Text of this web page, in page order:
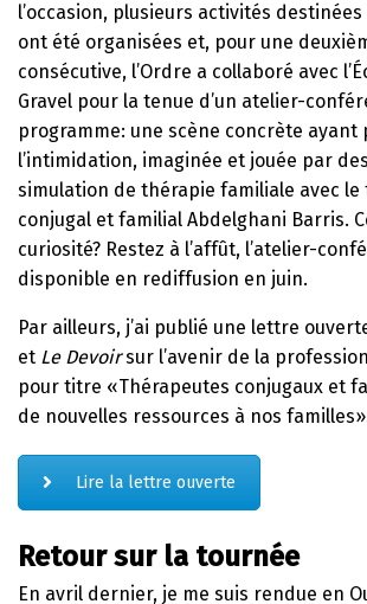
l’occasion, plusieurs activités
ont été organisées et, pour une
consécutive, l’Ordre a collaboré avec
Gravel pour la tenue d’un atelier-
programme: une scène concrète ayant
l’intimidation, imaginée et jouée par
simulation de thérapie familiale avec le
conjugal et familial Abdelghani Barris.
curiosité? Restez à l’affût, l’atelier-
disponible en rediffusion en juin.
Par ailleurs, j’ai publié une lettre
et Le Devoirsur l’avenir de la
pour titre «Thérapeutes conjugaux et
de nouvelles ressources à nos
Lire la lettre ouverte
Retour sur la tournée
En avril dernier, je me suis rendue en